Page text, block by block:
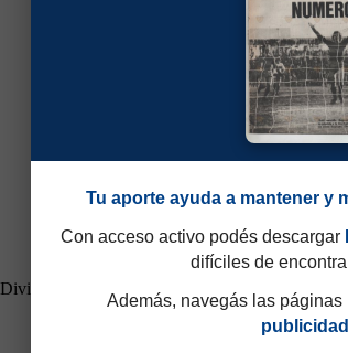
División Intermedia 1912
Tu aporte ayuda a mantener y
Con acceso activo podés descargar
difíciles de
Además, navegás las